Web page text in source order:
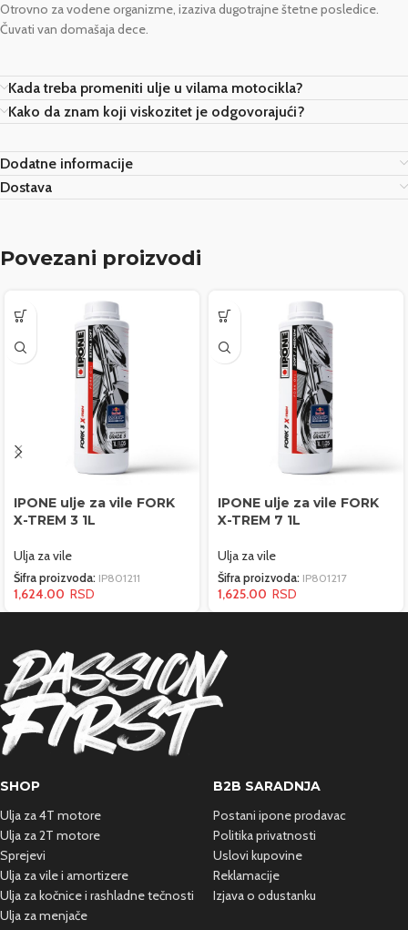
Otrovno za vodene organizme, izaziva dugotrajne štetne posledice.
Čuvati van domašaja dece.
Kada treba promeniti ulje u vilama motocikla?
Kako da znam koji viskozitet je odgovorajući?
Dodatne informacije
Dostava
Povezani proizvodi
IPONE ulje za vile FORK
X-TREM 3 1L
Ulja za vile
Šifra proizvoda: IP801211
1,624.00
IPONE ulje za vile FORK
X-TREM 7 1L
Ulja za vile
Šifra proizvoda: IP801217
1,625.00
SHOP
Ulja za 4T motore
Ulja za 2T motore
Sprejevi
Ulja za vile i amortizere
Ulja za kočnice i rashladnetečnosti
Ulja za menjače
B2B SARADNJA
Postani ipone prodavac
Politika privatnosti
Uslovi kupovine
Reklamacije
Izjava o odustanku